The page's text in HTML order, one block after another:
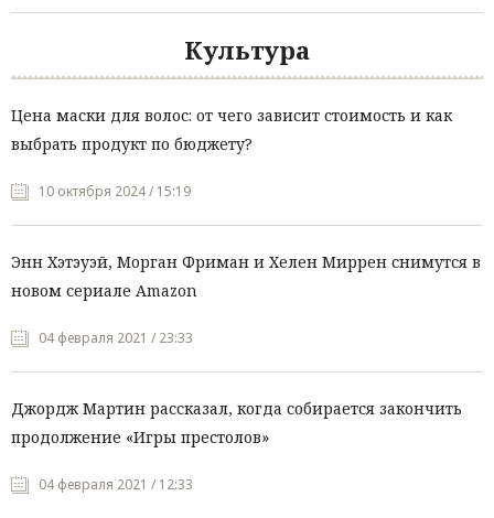
Культура
Цена маски для волос: от чего зависит стоимость и как
выбрать продукт по бюджету?
10 октября 2024 / 15:19
Энн Хэтэуэй, Морган Фриман и Хелен Миррен снимутся в
новом сериале Amazon
04 февраля 2021 / 23:33
Джордж Мартин рассказал, когда собирается закончить
продолжение «Игры престолов»
04 февраля 2021 / 12:33